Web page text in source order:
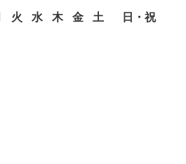
火 水 木 金 土 日・祝